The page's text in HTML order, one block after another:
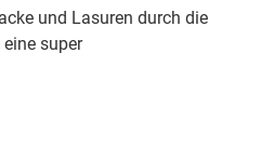
und Lasuren durch die
super